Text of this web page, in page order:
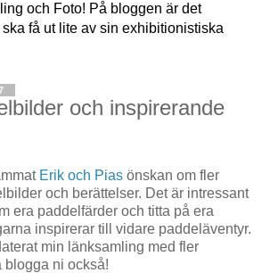
och Foto! På bloggen är det
få ut lite av sin exhibitionistiska
och inspirerande
Erik och Pias önskan om fler
och berättelser. Det är intressant
era paddelfärder och titta på era
inspirerar till vidare paddeläventyr.
min länksamling med fler
blogga ni också!